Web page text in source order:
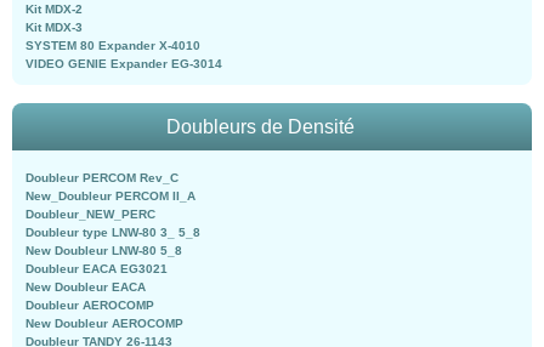
Kit MDX-2
Kit MDX-3
SYSTEM 80 Expander X-4010
VIDEO GENIE Expander EG-3014
Doubleurs de Densité
Doubleur PERCOM Rev_C
New_Doubleur PERCOM II_A
Doubleur_NEW_PERC
Doubleur type LNW-80 3_ 5_8
New Doubleur LNW-80 5_8
Doubleur EACA EG3021
New Doubleur EACA
Doubleur AEROCOMP
New Doubleur AEROCOMP
Doubleur TANDY 26-1143